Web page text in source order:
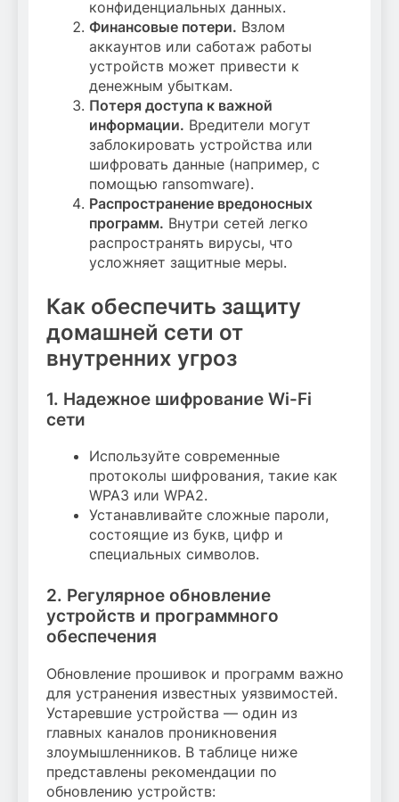
конфиденциальных данных.
Финансовые потери. Взлом
аккаунтов или саботаж работы
устройств может привести к
денежным убыткам.
Потеря доступа к важной
информации. Вредители могут
заблокировать устройства или
шифровать данные (например, с
помощью ransomware).
Распространение вредоносных
программ. Внутри сетей легко
распространять вирусы, что
усложняет защитные меры.
Как обеспечить защиту
домашней сети от
внутренних угроз
1. Надежное шифрование Wi-Fi
сети
Используйте современные
протоколы шифрования, такие как
WPA3 или WPA2.
Устанавливайте сложные пароли,
состоящие из букв, цифр и
специальных символов.
2. Регулярное обновление
устройств и программного
обеспечения
Обновление прошивок и программ важно
для устранения известных уязвимостей.
Устаревшие устройства — один из
главных каналов проникновения
злоумышленников. В таблице ниже
представлены рекомендации по
обновлению устройств: